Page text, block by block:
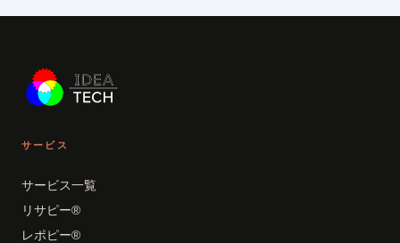
サービス
サービス一覧
リサピー®
レポピー®